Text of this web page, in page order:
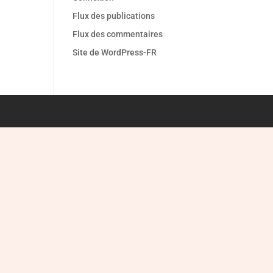
Flux des publications
Flux des commentaires
Site de WordPress-FR